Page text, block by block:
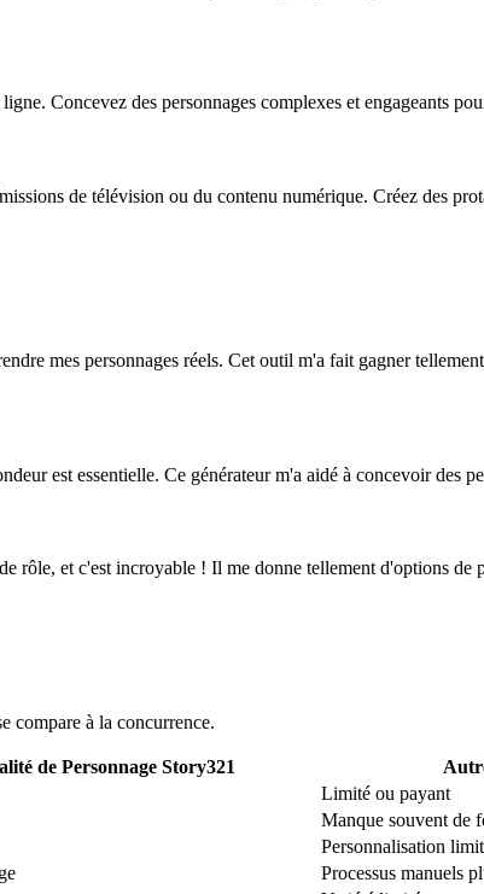
Concevez des personnages complexes et engageants
de télévision ou du contenu numérique. Créez des
mes personnages réels. Cet outil m'a fait gagner
est essentielle. Ce générateur m'a aidé à concevoir des
rôle, et c'est incroyable ! Il me donne tellement d'options de
compare à la concurrence.
de Personnage Story321
Limité ou payant
Manque souvent de
Personnalisation
Processus manuels